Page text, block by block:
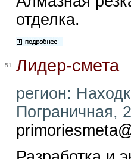
отделка.
51. Лидер-смета
регион:
Пограничная,